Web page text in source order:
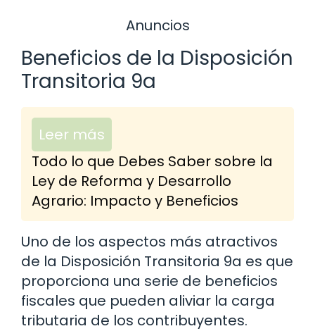
Anuncios
Beneficios de la Disposición
Transitoria 9a
Leer más
Todo lo que Debes Saber sobre la
Ley de Reforma y Desarrollo
Agrario: Impacto y Beneficios
Uno de los aspectos más atractivos
de la Disposición Transitoria 9a es que
proporciona una serie de beneficios
fiscales que pueden aliviar la carga
tributaria de los contribuyentes.